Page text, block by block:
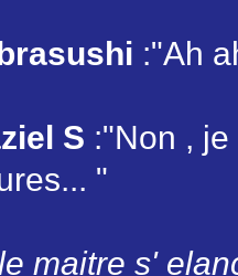
:"Ah
S :"Non ,
"
maitre s'